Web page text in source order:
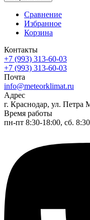
Сравнение
Избранное
Корзина
Контакты
+7 (993) 313-60-03
+7 (993) 313-60-03
Почта
info@meteorklimat.ru
Адрес
г. Краснодар, ул. Петра
Время работы
пн-пт 8:30-18:00, сб.